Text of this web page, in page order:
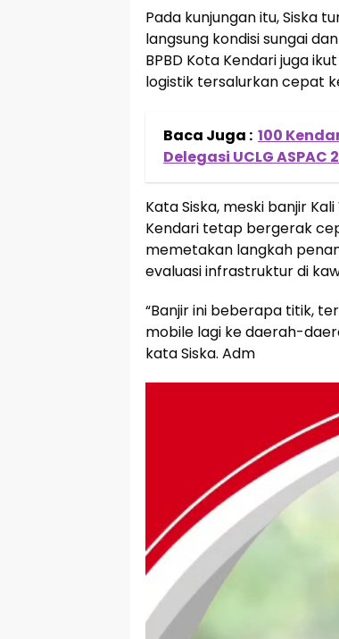
Pada kunjungan itu, Siska
langsung kondisi sungai
BPBD Kota Kendari juga
logistik tersalurkan cepat
Baca Juga : 100
Delegasi UCLG ASPAC
Kata Siska, meski banjir
Kendari tetap bergerak
memetakan langkah
evaluasi infrastruktur di
“Banjir ini beberapa titik,
mobile lagi ke daerah-
kata Siska. Adm